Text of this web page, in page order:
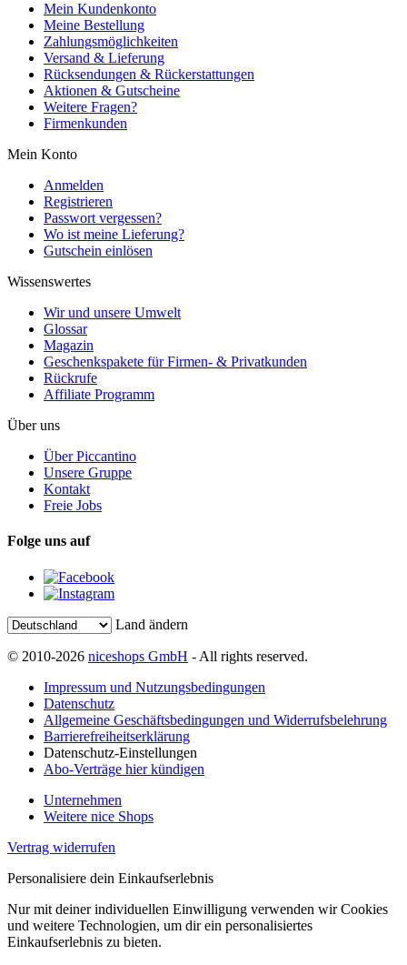
Mein Kundenkonto
Meine Bestellung
Zahlungsmöglichkeiten
Versand & Lieferung
Rücksendungen & Rückerstattungen
Aktionen & Gutscheine
Weitere Fragen?
Firmenkunden
Mein Konto
Anmelden
Registrieren
Passwort vergessen?
Wo ist meine Lieferung?
Gutschein einlösen
Wissenswertes
Wir und unsere Umwelt
Glossar
Magazin
Geschenkspakete für Firmen- & Privatkunden
Rückrufe
Affiliate Programm
Über uns
Über Piccantino
Unsere Gruppe
Kontakt
Freie Jobs
Folge uns auf
Land ändern
© 2010-2026 niceshops GmbH - All rights reserved.
Impressum und Nutzungsbedingungen
Datenschutz
Allgemeine Geschäftsbedingungen und Widerrufsbelehrung
Barrierefreiheitserklärung
Datenschutz-Einstellungen
Abo-Verträge hier kündigen
Unternehmen
Weitere nice Shops
Vertrag widerrufen
Personalisiere dein Einkaufserlebnis
Nur mit deiner individuellen Einwilligung verwenden wir Cookies
und weitere Technologien, um dir ein personalisiertes
Einkaufserlebnis zu bieten.